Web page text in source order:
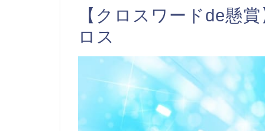
【クロスワードde懸
ロス